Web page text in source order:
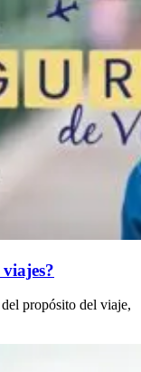
propósito del viaje,